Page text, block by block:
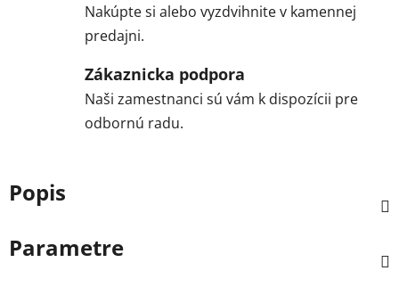
Nakúpte si alebo vyzdvihnite v kamennej
predajni.
Zákaznicka podpora
Naši zamestnanci sú vám k dispozícii pre
odbornú radu.
Popis
Parametre